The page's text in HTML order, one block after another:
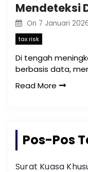
On 7 Januari
tax risk
Di tengah
berbasis data,
Read More
Pos-Pos
Surat Kuasa